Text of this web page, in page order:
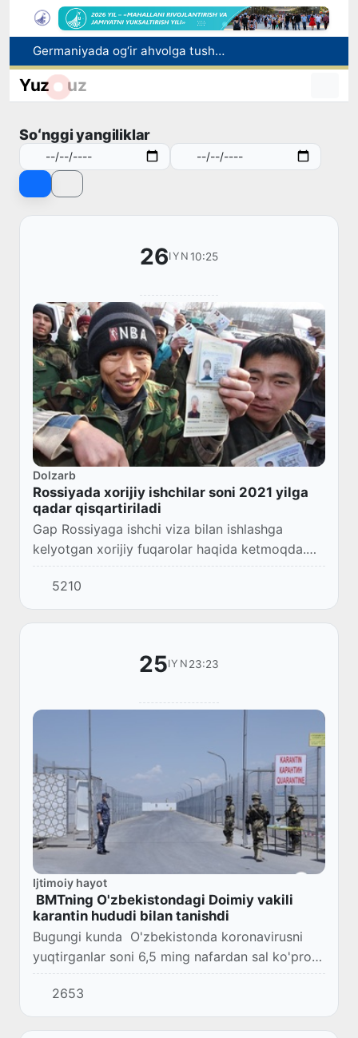
Germaniyada og‘ir ahvolga tushgan vatandosh O‘zbekistonga qaytarildi
O‘zbekiston terma jamoasi "Kelajak o‘yinlari – 2026" turnirining chorak finaliga yo‘l oldi
«Prezident Administratsiyasi toʻgʻrisida»gi konstitutsiyaviy qonun Senatga yuborildi
Yuz uz
Soʻnggi yangiliklar
26IYN 10:25
Dolzarb
Rossiyada xorijiy ishchilar soni 2021 yilga
qadar qisqartiriladi
Gap Rossiyaga ishchi viza bilan ishlashga
kelyotgan xorijiy fuqarolar haqida ketmoqda.
Rossiyaga vizasiz kirish huquqiga ega bo'lgan
davlatlar fuqarolari (shu jumladan O'zbekiston...
5210
25IYN 23:23
Ijtimoiy hayot
BMTning O'zbekistondagi Doimiy vakili
karantin hududi bilan tanishdi
Bugungi kunda O'zbekistonda koronavirusni
yuqtirganlar soni 6,5 ming nafardan sal ko'proq
bo'lib, o'lim holatlari esa dunyo miqyosida eng
oz ko'rsatkichni tashkil etmoqda.
2653